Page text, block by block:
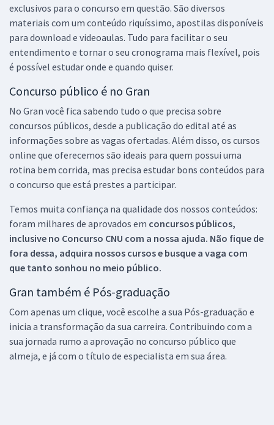
exclusivos para o concurso em questão. São diversos
materiais com um conteúdo riquíssimo, apostilas disponíveis
para download e videoaulas. Tudo para facilitar o seu
entendimento e tornar o seu cronograma mais flexível, pois
é possível estudar onde e quando quiser.
Concurso público é no Gran
No Gran você fica sabendo tudo o que precisa sobre
concursos públicos, desde a publicação do edital até as
informações sobre as vagas ofertadas. Além disso, os cursos
online que oferecemos são ideais para quem possui uma
rotina bem corrida, mas precisa estudar bons conteúdos para
o concurso que está prestes a participar.
Temos muita confiança na qualidade dos nossos conteúdos:
foram milhares de aprovados em concursos públicos,
inclusive no Concurso CNU com a nossa ajuda. Não fique de
fora dessa, adquira nossos cursos e busque a vaga com
que tanto sonhou no meio público.
Gran também é Pós-graduação
Com apenas um clique, você escolhe a sua Pós-graduação e
inicia a transformação da sua carreira. Contribuindo com a
sua jornada rumo a aprovação no concurso público que
almeja, e já com o título de especialista em sua área.